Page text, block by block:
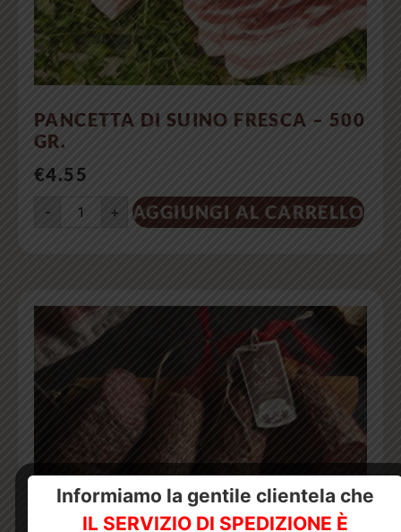
PANCETTA DI SUINO FRESCA – 500
GR.
€4.55
- + AGGIUNGI AL CARRELLO
Informiamo la gentile clientela che
IL SERVIZIO DI SPEDIZIONE È